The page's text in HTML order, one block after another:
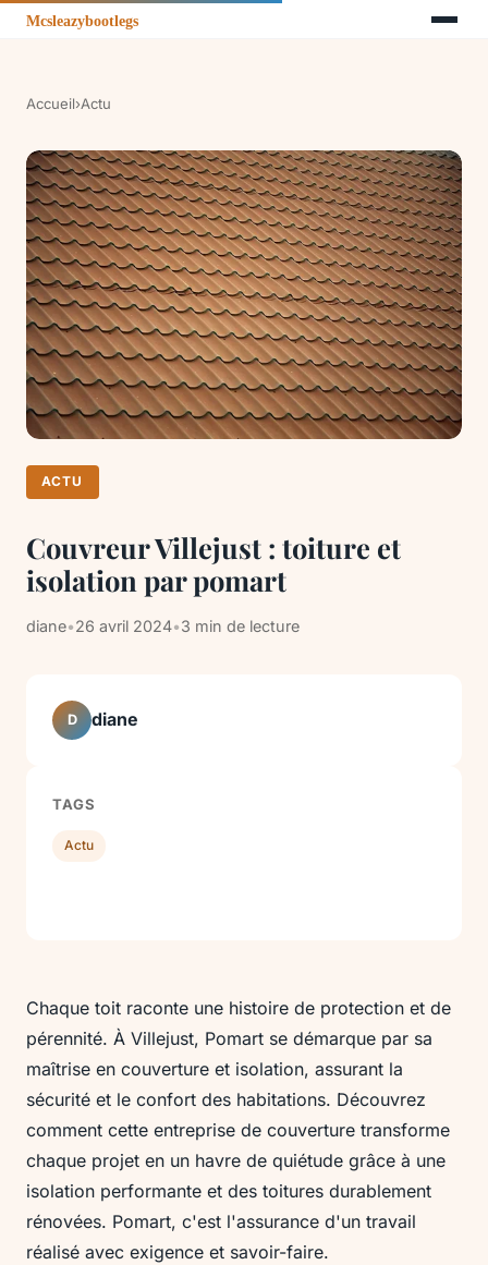
Accueil›Actu
ACTU
Couvreur Villejust : toiture et
isolation par pomart
diane•26 avril 2024•3 min de lecture
Chaque toit raconte une histoire de protection et de
pérennité. À Villejust, Pomart se démarque par sa
maîtrise en couverture et isolation, assurant la
sécurité et le confort des habitations. Découvrez
comment cette entreprise de couverture transforme
chaque projet en un havre de quiétude grâce à une
isolation performante et des toitures durablement
rénovées. Pomart, c'est l'assurance d'un travail
réalisé avec exigence et savoir-faire.
D diane
TAGS
Actu